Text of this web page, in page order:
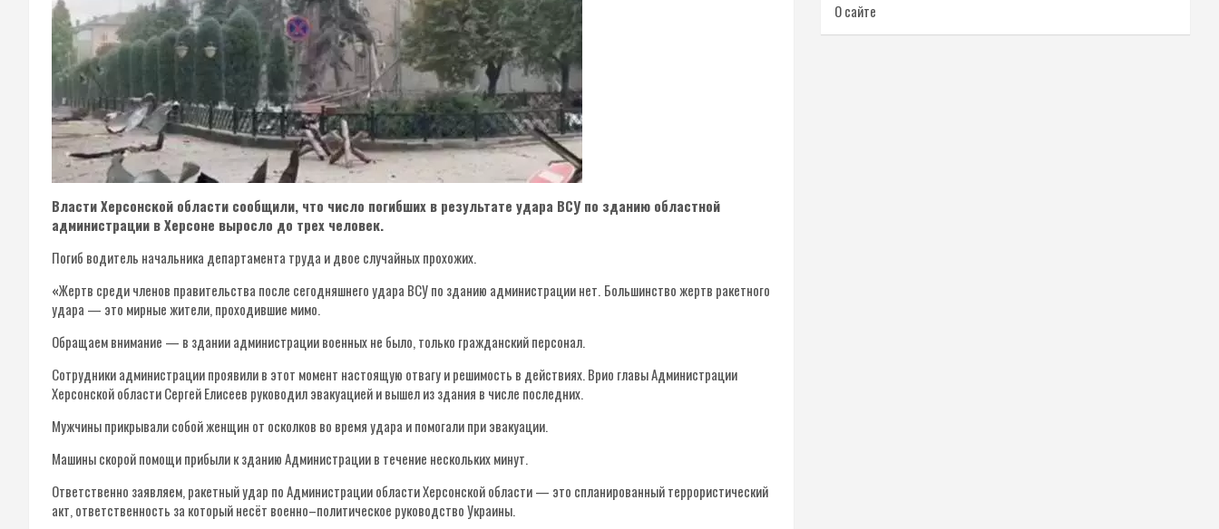
Власти Херсонской области сообщили, что число погибших в результате удара ВСУ по зданию областной
администрации в Херсоне выросло до трех человек.
Погиб водитель начальника департамента труда и двое случайных прохожих.
«Жертв среди членов правительства после сегодняшнего удара ВСУ по зданию администрации нет. Большинство жертв ракетного
удара — это мирные жители, проходившие мимо.
Обращаем внимание — в здании администрации военных не было, только гражданский персонал.
Сотрудники администрации проявили в этот момент настоящую отвагу и решимость в действиях. Врио главы Администрации
Херсонской области Сергей Елисеев руководил эвакуацией и вышел из здания в числе последних.
Мужчины прикрывали собой женщин от осколков во время удара и помогали при эвакуации.
Машины скорой помощи прибыли к зданию Администрации в течение нескольких минут.
Ответственно заявляем, ракетный удар по Администрации области Херсонской области — это спланированный террористический
акт, ответственность за который несёт военно–политическое руководство Украины.
О сайте